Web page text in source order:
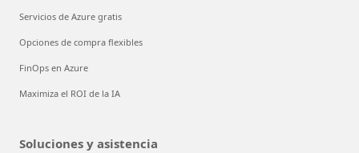
Servicios de Azure gratis
Opciones de compra flexibles
FinOps en Azure
Maximiza el ROI de la IA
Soluciones y asistencia